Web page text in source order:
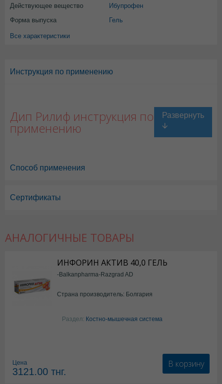
Действующее вещество
Ибупрофен
Форма выпуска
Гель
Все характеристики
Инструкция по применению
Дип Рилиф инструкция по
применению
Дип Рилиф в Караганде
Способ применения
Сертификаты
АНАЛОГИЧНЫЕ ТОВАРЫ
ИНФОРИН АКТИВ 40,0 ГЕЛЬ
-Balkanpharma-Razgrad AD
Страна производитель: Болгария
Раздел: Костно-мышечная система
Цена
3121.00 тнг.
В корзину